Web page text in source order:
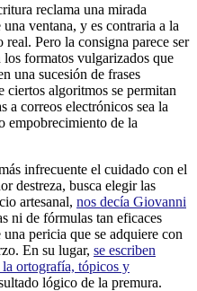
reclama una mirada
ventana, y es contraria a la
Pero la consigna parece ser
formatos vulgarizados que
una sucesión de frases
ciertos algoritmos se permitan
a correos electrónicos sea la
empobrecimiento de la
infrecuente el cuidado con el
destreza, busca elegir las
artesanal, nos decía Giovanni
ni de fórmulas tan eficaces
pericia que se adquiere con
En su lugar, se escriben
la ortografía, tópicos y
lógico de la premura.